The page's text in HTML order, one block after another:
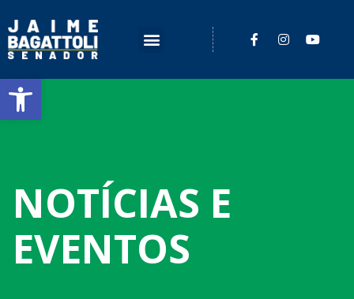
Barra de Ferramentas Aberta
NOTÍCIAS E
EVENTOS